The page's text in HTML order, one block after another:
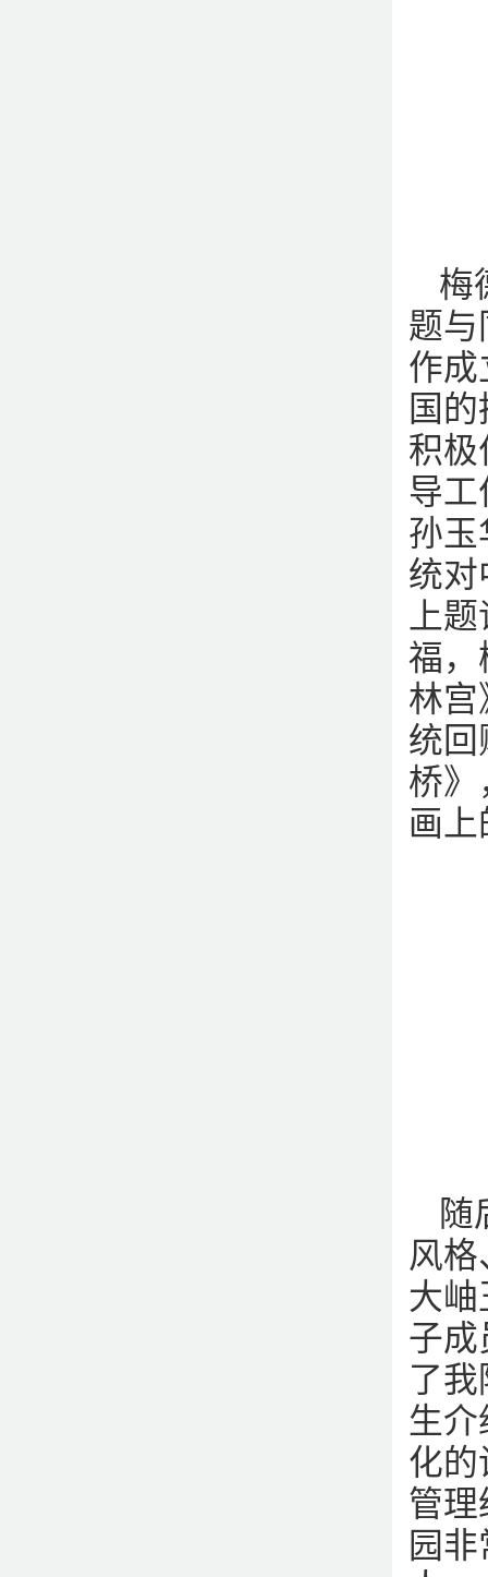
梅
题与
作成
国
积极
导
孙玉
统对
上
福，
林宫
统回
桥》
画
随
风
大
子成
了
生
化的
管理
园